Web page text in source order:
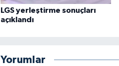
LGS yerleştirme sonuçları
açıklandı
Yorumlar